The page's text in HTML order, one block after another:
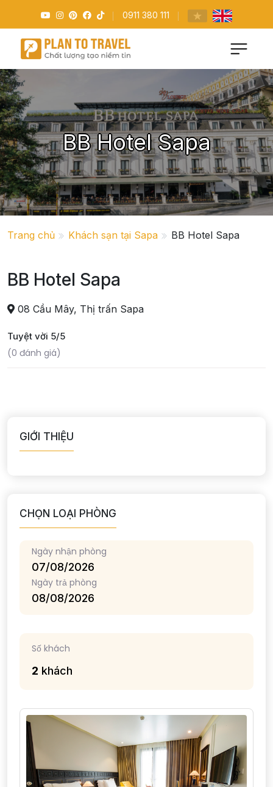
0911 380 111
BB Hotel Sapa
Trang chủ Khách sạn tại Sapa BB Hotel Sapa
BB Hotel Sapa
08 Cầu Mây, Thị trấn Sapa
Tuyệt vời 5/5
(0 đánh giá)
GIỚI THIỆU
CHỌN LOẠI PHÒNG
Ngày nhận phòng
Ngày trả phòng
Số khách
2 khách